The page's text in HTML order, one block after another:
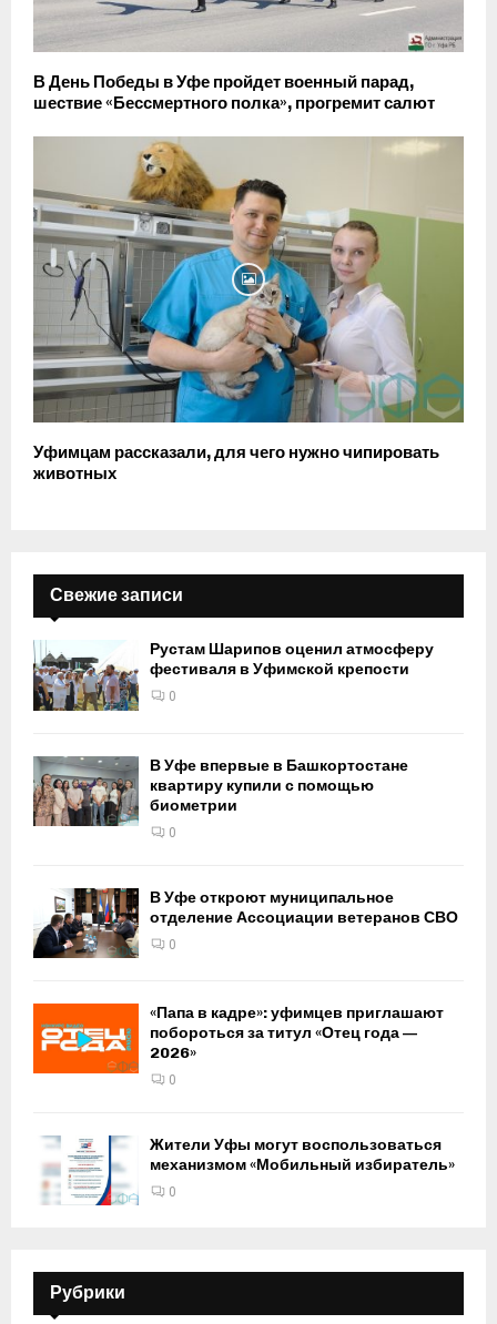
В День Победы в Уфе пройдет военный парад,
шествие «Бессмертного полка», прогремит салют
Уфимцам рассказали, для чего нужно чипировать
животных
Свежие записи
Рустам Шарипов оценил атмосферу
фестиваля в Уфимской крепости
0
В Уфе впервые в Башкортостане
квартиру купили с помощью
биометрии
0
В Уфе откроют муниципальное
отделение Ассоциации ветеранов СВО
0
«Папа в кадре»: уфимцев приглашают
побороться за титул «Отец года —
2026»
0
Жители Уфы могут воспользоваться
механизмом «Мобильный избиратель»
0
Рубрики